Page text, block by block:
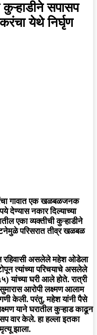
सपासप
येथे निर्घृण
गावात एक खळबळजनक
नकार दिल्याच्या
एका व्यक्तीची कुऱ्हाडीने
परिसरात तीव्र खळबळ
रहिवासी असलेले महेश ओडेला
त्यांच्या परिचयाचे असलेले
यांच्या घरी आले होते. रात्री
आरोपी लक्ष्मण आलाम
केली. परंतु, महेश यांनी पैसे
याने घरातील कुऱ्हाड काढून
वार केले. हा हल्ला इतका
झाला.